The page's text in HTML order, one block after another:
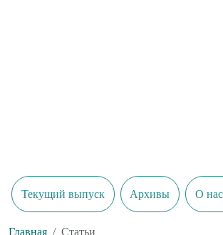
Текущий выпуск Архивы О нас
Главная Статьи